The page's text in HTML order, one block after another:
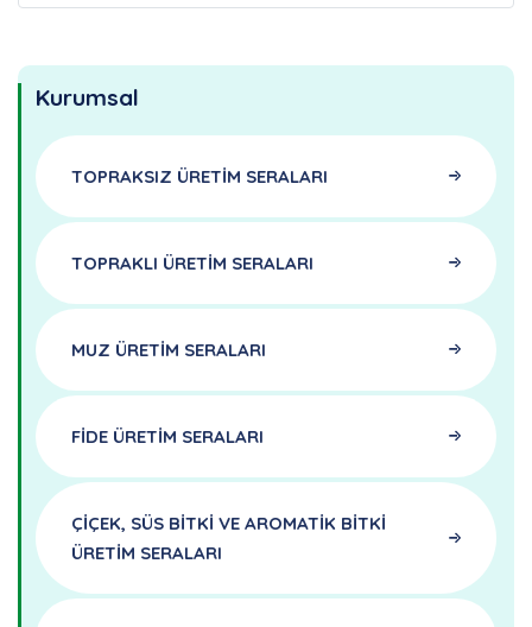
Kurumsal
TOPRAKSIZ ÜRETİM SERALARI
TOPRAKLI ÜRETİM SERALARI
MUZ ÜRETİM SERALARI
FİDE ÜRETİM SERALARI
ÇİÇEK, SÜS BİTKİ VE AROMATİK BİTKİ
ÜRETİM SERALARI